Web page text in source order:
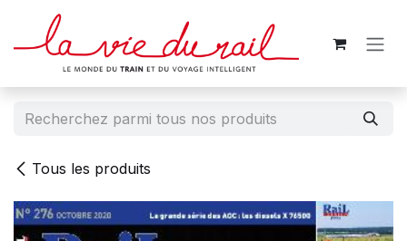
Se rendre au contenu
Tous les produits